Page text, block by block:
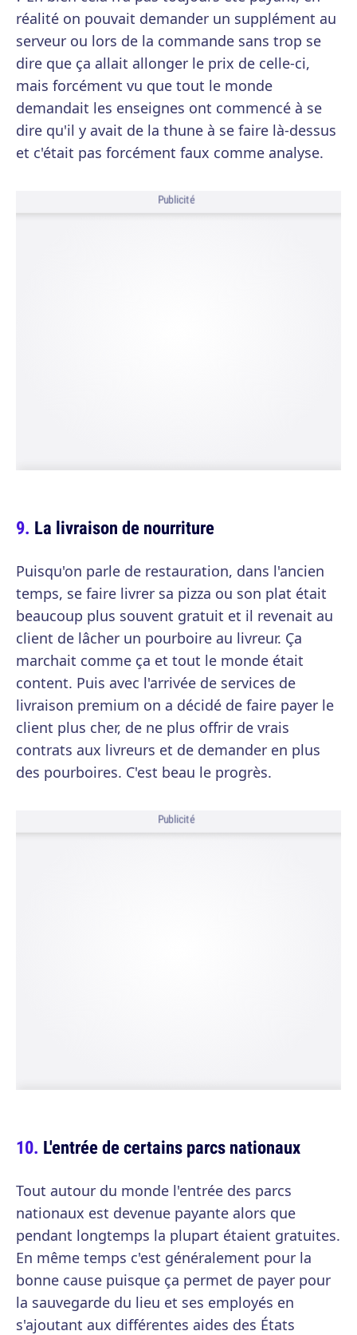
réalité on pouvait demander un supplément au
serveur ou lors de la commande sans trop se
dire que ça allait allonger le prix de celle-ci,
mais forcément vu que tout le monde
demandait les enseignes ont commencé à se
dire qu'il y avait de la thune à se faire là-dessus
et c'était pas forcément faux comme analyse.
Publicité
La livraison de nourriture
Puisqu'on parle de restauration, dans l'ancien
temps, se faire livrer sa pizza ou son plat était
beaucoup plus souvent gratuit et il revenait au
client de lâcher un pourboire au livreur. Ça
marchait comme ça et tout le monde était
content. Puis avec l'arrivée de services de
livraison premium on a décidé de faire payer le
client plus cher, de ne plus offrir de vrais
contrats aux livreurs et de demander en plus
des pourboires. C'est beau le progrès.
Publicité
L'entrée de certains parcs nationaux
Tout autour du monde l'entrée des parcs
nationaux est devenue payante alors que
pendant longtemps la plupart étaient gratuites.
En même temps c'est généralement pour la
bonne cause puisque ça permet de payer pour
la sauvegarde du lieu et ses employés en
s'ajoutant aux différentes aides des États